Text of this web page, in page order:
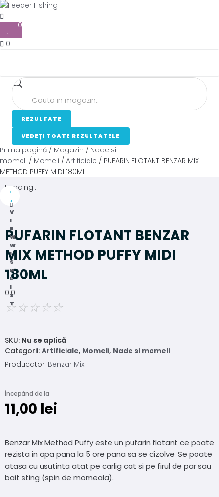
0
0
REZULTATE
VEDEȚI TOATE REZULTATELE
Prima pagină / Magazin / Nade si
momeli / Momeli / Artificiale / PUFARIN FLOTANT BENZAR MIX
METHOD PUFFY MIDI 180ML
V
I
E
W
W
I
S
H
L
I
S
T
Loading...
PUFARIN FLOTANT BENZAR
MIX METHOD PUFFY MIDI
180ML
0.0
☆ ☆ ☆ ☆ ☆
SKU: Nu se aplică
Categorii: Artificiale, Momeli, Nade si momeli
Producator: Benzar Mix
Începând de la
11,00 lei
Benzar Mix Method Puffy este un pufarin flotant ce poate
rezista in apa pana la 5 ore pana sa se dizolve. Se poate
atasa cu usutinta atat pe carlig cat si pe firul de par sau
bait sting (spin de momeala).